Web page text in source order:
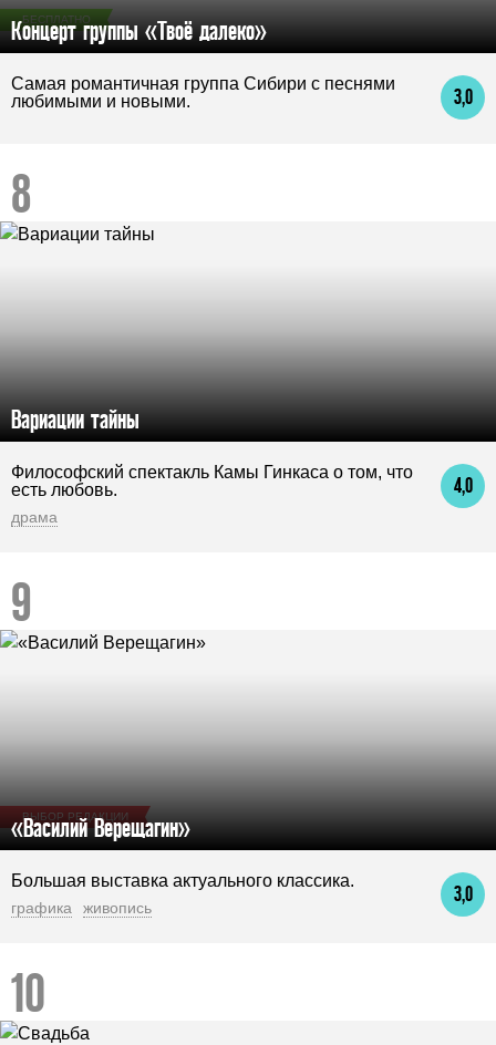
БЕСПЛАТНО
Концерт группы «Твоё далеко»
3,0
Самая романтичная группа Сибири с песнями
любимыми и новыми.
Вариации тайны
4,0
Философский спектакль Камы Гинкаса о том, что
есть любовь.
драма
ВЫБОР РЕДАКЦИИ
«Василий Верещагин»
3,0
Большая выставка актуального классика.
графика живопись